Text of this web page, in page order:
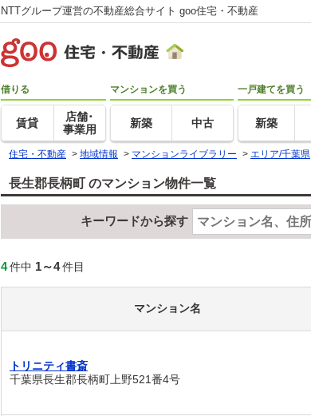
NTTグループ運営の不動産総合サイト goo住宅・不動産
借りる
賃貸
店舗･
事業用
マンションを買う
新築 中古
一戸建てを買う
新築
住宅・不動産 > 地域情報 > マンションライブラリー > エリア/千葉県
長生郡長柄町 のマンション物件一覧
キーワードから探す
4件中 1～4件目
マンション名
トリニティ書斎
千葉県長生郡長柄町上野521番4号